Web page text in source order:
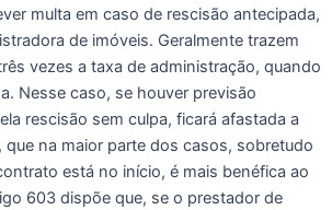
multa em caso de rescisão antecipada,
de imóveis. Geralmente trazem
vezes a taxa de administração, quando
Nesse caso, se houver previsão
rescisão sem culpa, ficará afastada a
na maior parte dos casos, sobretudo
está no início, é mais benéfica ao
603 dispõe que, se o prestador de